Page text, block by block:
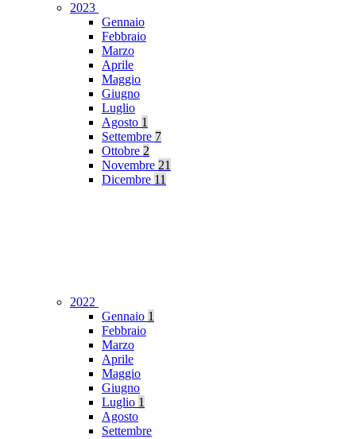
2023
Gennaio
Febbraio
Marzo
Aprile
Maggio
Giugno
Luglio
Agosto 1
Settembre 7
Ottobre 2
Novembre 21
Dicembre 11
2022
Gennaio 1
Febbraio
Marzo
Aprile
Maggio
Giugno
Luglio 1
Agosto
Settembre